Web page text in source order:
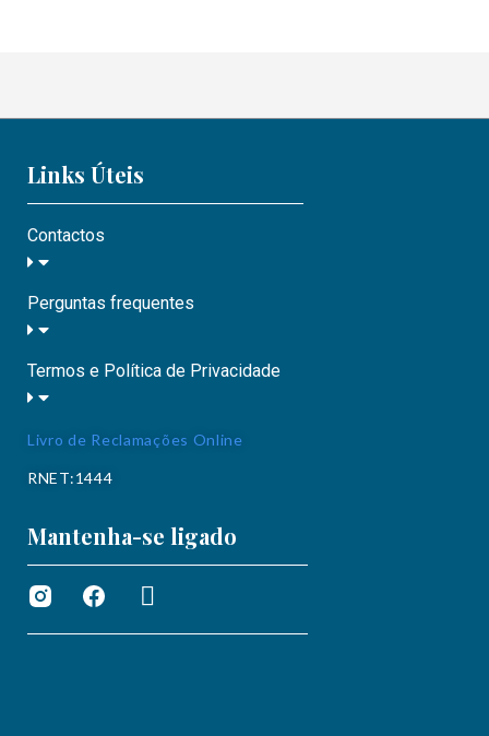
Links Úteis
Contactos
Perguntas frequentes
Termos e Política de Privacidade
Livro de Reclamações Online
RNET:1444
Mantenha-se ligado